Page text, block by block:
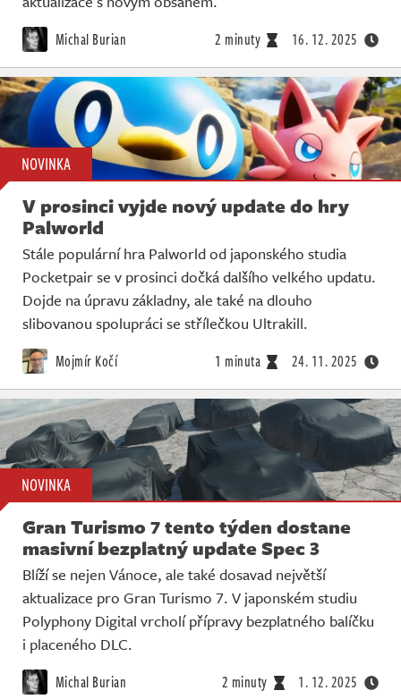
Michal Burian 2 minuty 16. 12. 2025
NOVINKA
V prosinci vyjde nový update do hry
Palworld
Stále populární hra Palworld od japonského studia
Pocketpair se v prosinci dočká dalšího velkého updatu.
Dojde na úpravu základny, ale také na dlouho
slibovanou spolupráci se střílečkou Ultrakill.
Mojmír Kočí 1 minuta 24. 11. 2025
NOVINKA
Gran Turismo 7 tento týden dostane
masivní bezplatný update Spec 3
Blíží se nejen Vánoce, ale také dosavad největší
aktualizace pro Gran Turismo 7. V japonském studiu
Polyphony Digital vrcholí přípravy bezplatného balíčku
i placeného DLC.
Michal Burian 2 minuty 1. 12. 2025